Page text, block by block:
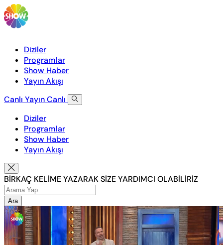
Diziler
Programlar
Show Haber
Yayın Akışı
Canlı YayınCanlı
Diziler
Programlar
Show Haber
Yayın Akışı
BİRKAÇ KELİME YAZARAK SİZE YARDIMCI OLABİLİRİZ
Ara